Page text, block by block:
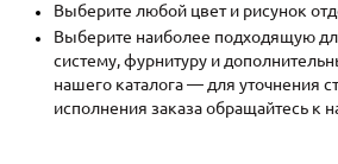
Каталог Распродажа
Записаться на
Выберите любой цвет и рисунок
Выберите наиболее подходящую
систему, фурнитуру и
нашего каталога — для уточнения
исполнения заказа обращайтесь к